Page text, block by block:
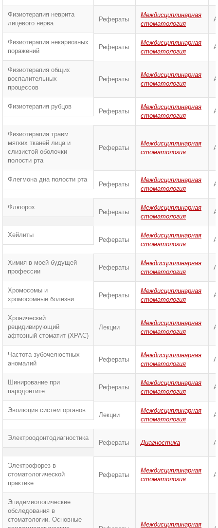
Физиотерапия неврита
лицевого нерва
Рефераты
Междисциплинарная
стоматология
Физиотерапия некариозных
поражений
Рефераты
Междисциплинарная
стоматология
Физиотерапия общих
воспалительных
процессов
Рефераты
Междисциплинарная
стоматология
Физиотерапия рубцов
Рефераты
Междисциплинарная
стоматология
Физиотерапия травм
мягких тканей лица и
слизистой оболочки
полости рта
Рефераты
Междисциплинарная
стоматология
Флегмона дна полости рта
Рефераты
Междисциплинарная
стоматология
Флюороз
Рефераты
Междисциплинарная
стоматология
Хейлиты
Рефераты
Междисциплинарная
стоматология
Химия в моей будущей
профессии
Рефераты
Междисциплинарная
стоматология
Хромосомы и
хромосомные болезни
Рефераты
Междисциплинарная
стоматология
Хронический
рецидивирующий
афтозный стоматит (ХРАС)
Лекции
Междисциплинарная
стоматология
Частота зубочелюстных
аномалий
Рефераты
Междисциплинарная
стоматология
Шинирование при
пародонтите
Рефераты
Междисциплинарная
стоматология
Эволюция систем органов
Лекции
Междисциплинарная
стоматология
Электроодонтодиагностика
Рефераты Диагностика
Электрофорез в
стоматологической
практике
Рефераты
Междисциплинарная
стоматология
Эпидемиологические
обследования в
стоматологии. Основные
Междисциплинарная